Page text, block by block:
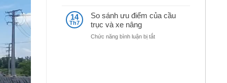
xây
dựng
hiểu
nguyên
gây
14
Th7
So sánh ưu điểm của cầu
trục và xe nâng
Chức năng bình luận bị tắtở